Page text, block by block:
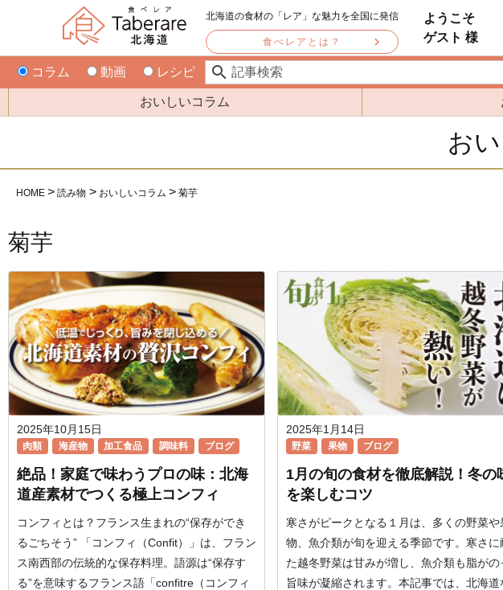
北海道の食材の「レア」な魅力を全国に発信
食べレアとは？
ようこそ
ゲスト 様
コラム 動画 レシピ
おいしいコラム
お
HOME 読み物 おいしいコラム 菊芋
菊芋
2025年10月15日
肉類 海産物 加工食品 調味料 ブログ
絶品！家庭で味わうプロの味：北海
道産素材でつくる極上コンフィ
コンフィとは？フランス生まれの“保存ができ
るごちそう” 「コンフィ（Confit）」は、フラン
ス南西部の伝統的な保存料理。語源は“保存す
る”を意味するフランス語「confitre（コンフィ
2025年1月14日
野菜 果物 ブログ
1月の旬の食材を徹底解説！冬の
を楽しむコツ
寒さがピークとなる１月は、多くの野菜や
物、魚介類が旬を迎える季節です。寒さに
た越冬野菜は甘みが増し、魚介類も脂がの
旨味が凝縮されます。本記事では、北海道